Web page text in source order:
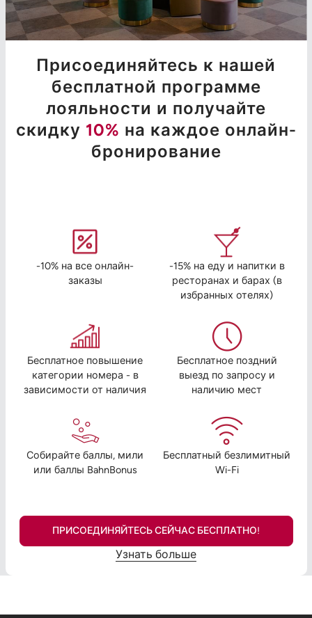
Присоединяйтесь к нашей
бесплатной программе
лояльности и получайте
скидку 10% на каждое онлайн-
бронирование
-10% на все онлайн-
заказы
-15% на еду и напитки в
ресторанах и барах (в
избранных отелях)
Бесплатное повышение
категории номера - в
зависимости от наличия
Бесплатное поздний
выезд по запросу и
наличию мест
Собирайте баллы, мили
или баллы BahnBonus
Бесплатный безлимитный
Wi-Fi
ПРИСОЕДИНЯЙТЕСЬ СЕЙЧАС БЕСПЛАТНО!
Узнать больше